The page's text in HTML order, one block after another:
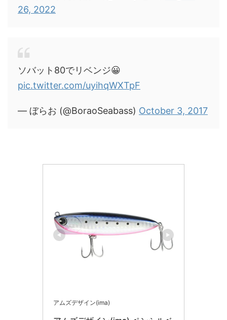
26, 2022
ソバット80でリベンジ😀
pic.twitter.com/uyihqWXTpF
— ぼらお (@BoraoSeabass) October 3, 2017
アムズデザイン(ima)